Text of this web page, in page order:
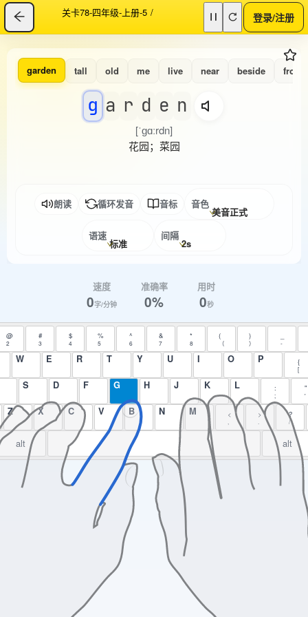
关卡78-四年级-上册-5 / 登录/注册
garden tall old me live near beside from
g a r d e n
[ˈɡɑːrdn]
花园；菜园
朗读 循环发音 音标 音色
美音正式
语速
标准
间隔
2s
@
2
#
3
$
4
%
5
^
6
&
7
*
8
(
（
)
） -
W E R T Y U I O P {
[
S D F G H J K L :
;
"
'
Z X C V B N M < > ?
/
alt alt
速度
0字/分钟
准确率
0%
用时
0秒